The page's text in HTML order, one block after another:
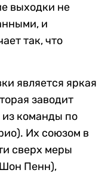
выходки не
и
так, что
является яркая
заводит
команды по
Их союзом в
сверх меры
Пенн),